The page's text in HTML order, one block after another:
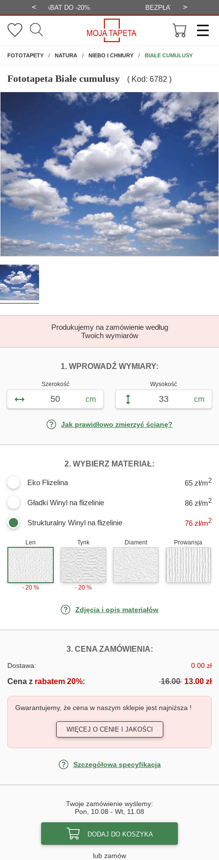
< BEZPŁATNA WIZUALIZACJA >
FOTOTAPETYNA ŚCIANĘ
NATURA NIEBO I CHMURY BIAŁE CUMULUSY
Fototapeta Białe cumulusy ( Kod: 6782 )
Produkujemy na zamówienie według
Twoich wymiarów
1. WPROWADŹ WYMIARY:
Szerokość
cm
Wysokość
cm
Jak prawidłowo zmierzyć ścianę?
2. WYBIERZ MATERIAŁ:
Eko Flizelina 65 zł/m2
Gładki Winyl na flizelinie 86 zł/m2
Strukturalny Winyl na flizelinie 76 zł/m2
Len
- 20 %
Tynk
- 20 %
Diament Prowansja
Zdjęcia i opis materiałów
3. CENA ZAMÓWIENIA:FOTOTAPETY
Dostawa: 0.00 zł
Cena z rabatem 20%: 16.00 13.00 zł
Gwarantujemy, że cena w naszym sklepie jest najniższa !
WIĘCEJ O CENIE I JAKOŚCI
Szczegółowa specyfikacja
Twoje zamówienie wyślemy:
Pon, 10.08 - Wt, 11.08
DODAJ DO KOSZYKA
lub zamów